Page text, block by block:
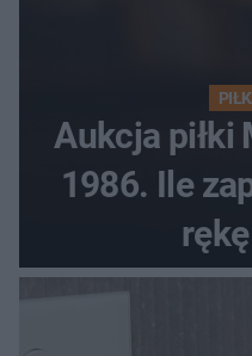
Aukcja piłki
1986. Ile